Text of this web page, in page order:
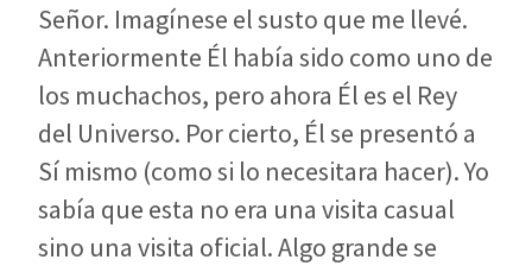
Señor. Imagínese el susto que me llevé.
Anteriormente Él había sido como uno de
los muchachos, pero ahora Él es el Rey
del Universo. Por cierto, Él se presentó a
Sí mismo (como si lo necesitara hacer). Yo
sabía que esta no era una visita casual
sino una visita oficial. Algo grande se